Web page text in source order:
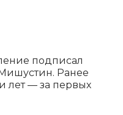
подписал
Ранее
лет — за первых